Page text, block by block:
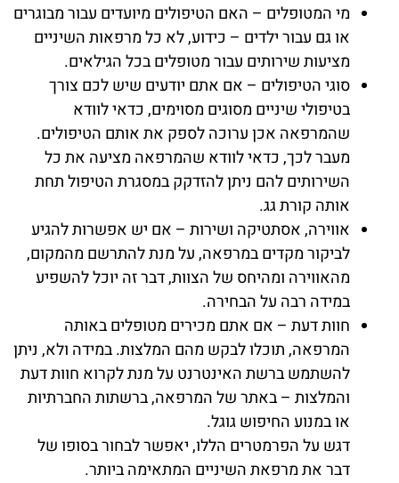
מי המטופלים – האם הטיפולים מיועדים עבור מבוגרים
או גם עבור ילדים – כידוע, לא כל מרפאות השיניים
מציעות שירותים עבור מטופלים בכל הגילאים.
סוגי הטיפולים – אם אתם יודעים שיש לכם צורך
בטיפולי שיניים מסוגים מסוימים, כדאי לוודא
שהמרפאה אכן ערוכה לספק את אותם הטיפולים.
מעבר לכך, כדאי לוודא שהמרפאה מציעה את כל
השירותים להם ניתן להזדקק במסגרת הטיפול תחת
אותה קורת גג.
אווירה, אסתטיקה ושירות – אם יש אפשרות להגיע
לביקור מקדים במרפאה, על מנת להתרשם מהמקום,
מהאווירה ומהיחס של הצוות, דבר זה יוכל להשפיע
במידה רבה על הבחירה.
חוות דעת – אם אתם מכירים מטופלים באותה
המרפאה, תוכלו לבקש מהם המלצות. במידה ולא, ניתן
להשתמש ברשת האינטרנט על מנת לקרוא חוות דעת
והמלצות – באתר של המרפאה, ברשתות החברתיות
או במנוע החיפוש גוגל.
דגש על הפרמטרים הללו, יאפשר לבחור בסופו של
דבר את מרפאת השיניים המתאימה ביותר.